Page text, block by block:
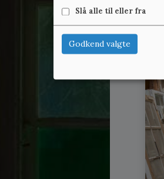
Slå alle til eller fra
Godkend valgte